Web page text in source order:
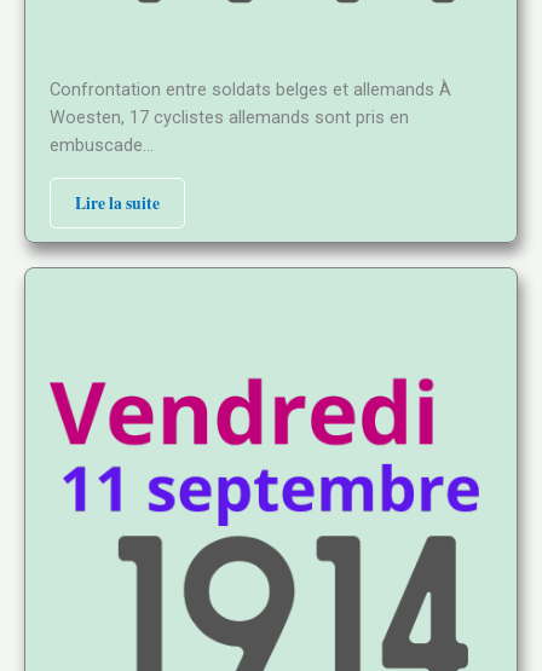
Confrontation entre soldats belges et allemands À
Woesten, 17 cyclistes allemands sont pris en
embuscade…
Lire la suite